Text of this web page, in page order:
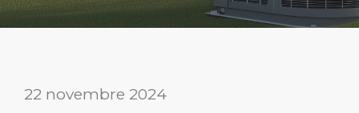
22 novembre 2024